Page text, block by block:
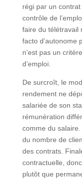
régi par un
contrôle de
faire du télétravail
facto d’autonome
n’est pas un
d’emploi.
De surcroît, le
rendement ne
salariée de son
rémunération
comme du
du nombre de
des contrats.
contractuelle,
plutôt que